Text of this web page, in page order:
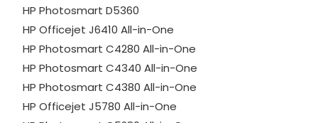
HP Photosmart D5360
HP Officejet J6410 All-in-One
HP Photosmart C4280 All-in-One
HP Photosmart C4340 All-in-One
HP Photosmart C4380 All-in-One
HP Officejet J5780 All-in-One